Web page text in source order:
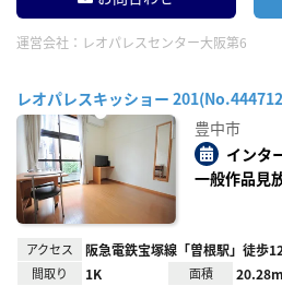
運営会社： レオパレスセンター大阪第6
レオパレスキッショー
豊中市
インタ
一般作品見
アクセス 阪急電鉄宝塚線「曽根駅」徒歩
間取り 1K 面積